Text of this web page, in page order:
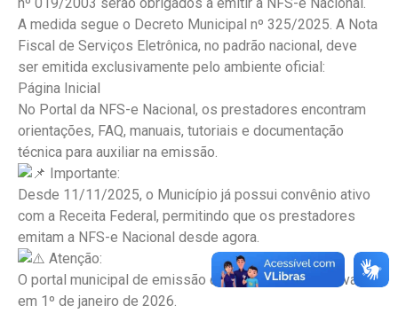
nº 019/2003 serão obrigados a emitir a NFS-e Nacional.
A medida segue o Decreto Municipal nº 325/2025. A Nota
Fiscal de Serviços Eletrônica, no padrão nacional, deve
ser emitida exclusivamente pelo ambiente oficial:
Página Inicial
No Portal da NFS-e Nacional, os prestadores encontram
orientações, FAQ, manuais, tutoriais e documentação
técnica para auxiliar na emissão.
Importante:
Desde 11/11/2025, o Município já possui convênio ativo
com a Receita Federal, permitindo que os prestadores
emitam a NFS-e Nacional desde agora.
Atenção:
O portal municipal de emissão de NFS-e será desativado
em 1º de janeiro de 2026.